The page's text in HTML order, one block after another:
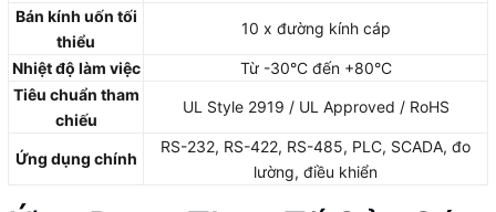
Bán kính uốn tối
thiểu
10 x đường kính cáp
Nhiệt độ làm việc
Từ -30°C đến +80°C
Tiêu chuẩn tham
chiếu
UL Style 2919 / UL Approved / RoHS
Ứng dụng chính
RS-232, RS-422, RS-485, PLC, SCADA, đo
lường, điều khiển